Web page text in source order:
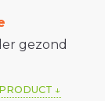
gezond